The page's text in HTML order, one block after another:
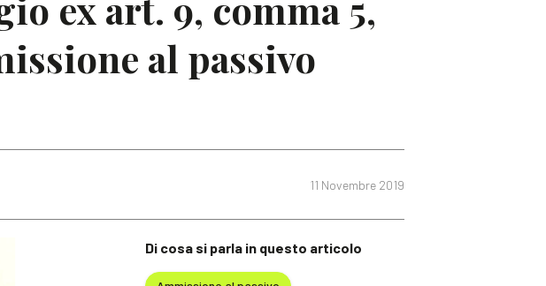
al passivo
11 Novembre 2019
Di cosa si parla in questo articolo